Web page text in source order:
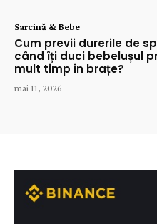
Sarcină & Bebe
Cum previi durerile de
când îți duci bebelușul
mult timp în brațe?
mai 11, 2026